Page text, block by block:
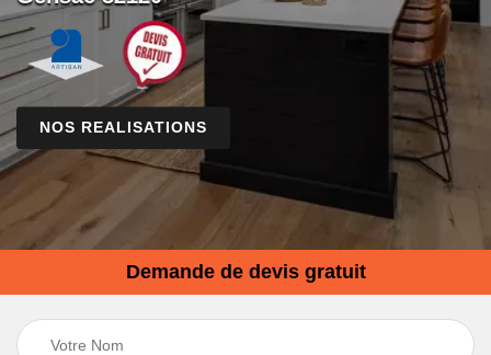
NOS REALISATIONS
Demande de devis gratuit